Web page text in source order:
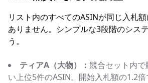
リスト内のすべてのASINが同じ入札
ありません。シンプルな3段階のシス
う。
ティアA（大物）： 競合セット内
い上位5件のASIN。開始入札額の1.2倍